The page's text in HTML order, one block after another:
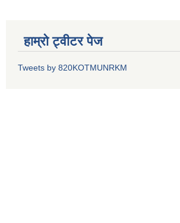
हाम्रो ट्वीटर पेज
Tweets by 820KOTMUNRKM